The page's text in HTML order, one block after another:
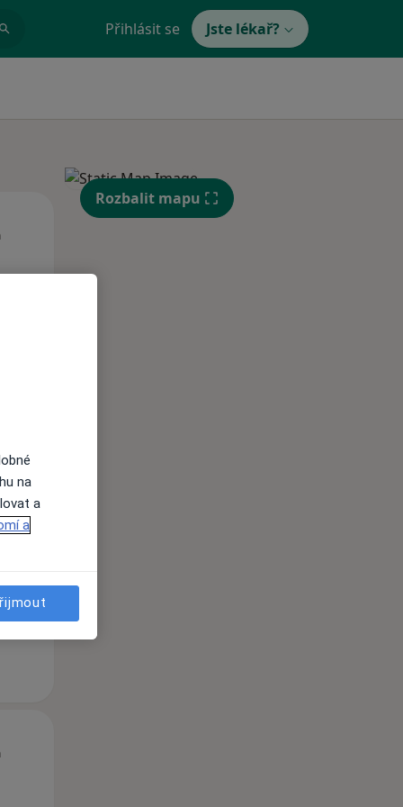
Přihlásit se Jste lékař?
Čt Pá
Rozbalit mapu
na
a
a